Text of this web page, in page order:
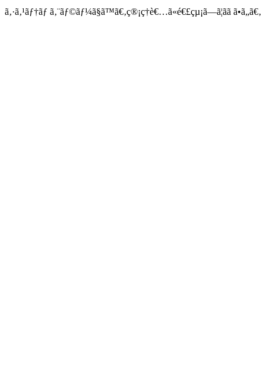
ã‚·ã‚¹ãƒ†ãƒ ã‚¨ãƒ©ãƒ¼ã§ã™ã€‚ç®¡ç†è€…ã«é€£çµ¡ã—ã¦ãã ã•ã„ã€‚